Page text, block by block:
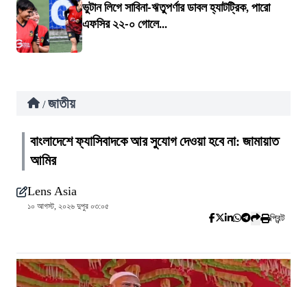
ভুটান লিগে সাবিনা-ঋতুপর্ণার ডাবল হ্যাটট্রিক, পারো
এফসির ২২-০ গোলে...
/ জাতীয়
বাংলাদেশে ফ্যাসিবাদকে আর সুযোগ দেওয়া হবে না: জামায়াত
আমির
Lens Asia
১০ আগস্ট, ২০২৬ দুপুর ০৩:০৫
প্রিন্ট